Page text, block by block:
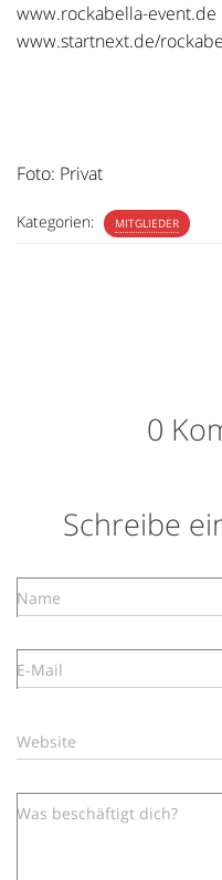
www.rockabella-event.de
www.startnext.de/
Foto: Privat
Kategorien: MITGLIEDER
0
Schreibe
Name
E-Mail
Website
Was beschäftigt dich?